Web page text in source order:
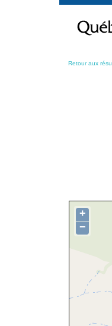
contenu
Retour aux
+
−